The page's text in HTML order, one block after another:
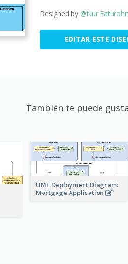
Designed by @Nur
EDITAR ESTE
También te puede
UML Deployment Diagram:
Mortgage Application